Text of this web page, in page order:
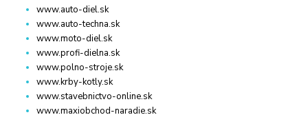
www.auto-diel.sk
www.auto-techna.sk
www.moto-diel.sk
www.profi-dielna.sk
www.polno-stroje.sk
www.krby-kotly.sk
www.stavebnictvo-online.sk
www.maxiobchod-naradie.sk